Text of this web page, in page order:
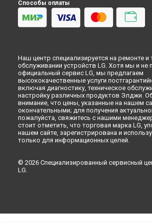
Способы оплаты
Наш центр специализируется на ремонте и
обслуживании устройств LG. Хотя мы и не
официальный сервис LG, мы предлагаем
высококачественные услуги
включая диагностику, техническое
настройку различных продуктов Элджи.
внимание, что цены, указанные на нашем
окончательными; для получения
пожалуйста, свяжитесь с нашими
стоит отметить, что торговая марка LG,
нашем сайте, зарегистрирована и
только для информационных целей.
© 2026 Специализированный сервисный
LG.